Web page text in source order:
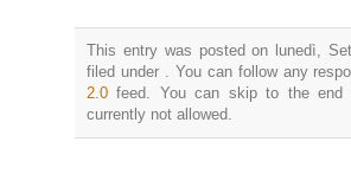
This entry was posted on lunedì,
filed under . You can follow any
2.0 feed. You can skip to the end
currently not allowed.